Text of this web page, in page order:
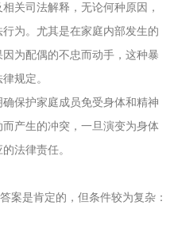
关司法解释，无论何种原因，
为。尤其是在家庭内部发生的
为配偶的不忠而动手，这种暴
规定。
保护家庭成员免受身体和精神
而产生的冲突，一旦演变为身体
法律责任。
案是肯定的，但条件较为复杂：